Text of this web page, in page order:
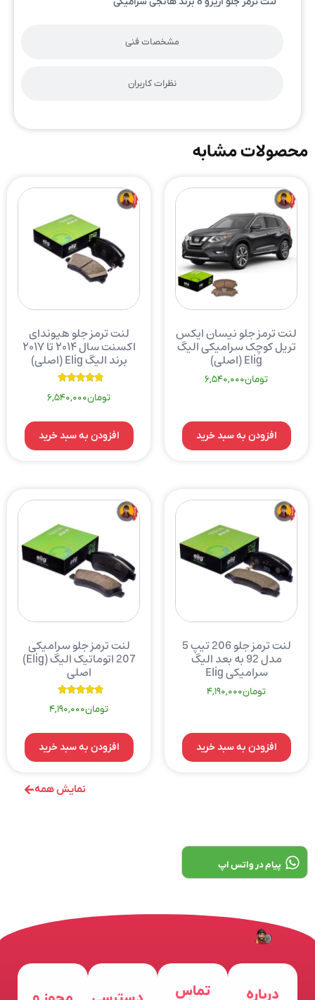
مشخصات فنی
نظرات کاربران
نمایش همه
محصولات مشابه
لنت ترمز جلو نیسان ایکس
تریل کوچک سرامیکی الیگ
Elig (اصلی)
تومان6,540,000
افزودن به سبد خرید
لنت ترمز جلو هیوندای
اکسنت سال ۲۰۱۴ تا ۲۰۱۷
برند الیگ Elig (اصلی)
5.00تومان6,540,000
افزودن به سبد خرید
لنت ترمز جلو 206 تیپ 5
مدل 92 به بعد الیگ
سرامیکی Elig
تومان4,190,000
افزودن به سبد خرید
لنت ترمز جلو سرامیکی
207 اتوماتیک الیگ (Elig)
اصلی
5.00تومان4,190,000
افزودن به سبد خرید
پیام در واتس اپ
درباره تماس